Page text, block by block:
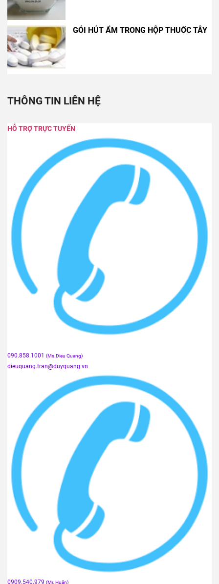
GÓI HÚT ẨM TRONG HỘP THUỐC TÂY
THÔNG TIN LIÊN HỆ
HỖ TRỢ TRỰC TUYẾN
090.858.1001 (Ms.Dieu Quang)
dieuquang.tran@duyquang.vn
0909.540.979 (Mr. Huân)